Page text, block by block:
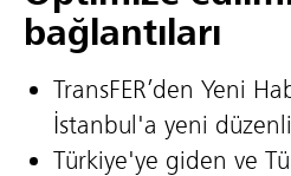
bağlantıları
TransFER’den Yeni
İstanbul'a yeni
Türkiye'ye giden ve